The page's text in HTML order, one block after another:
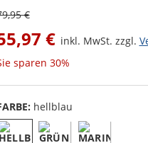
€
€ inkl. MwSt. zzgl.
sparen 30%
hellblau